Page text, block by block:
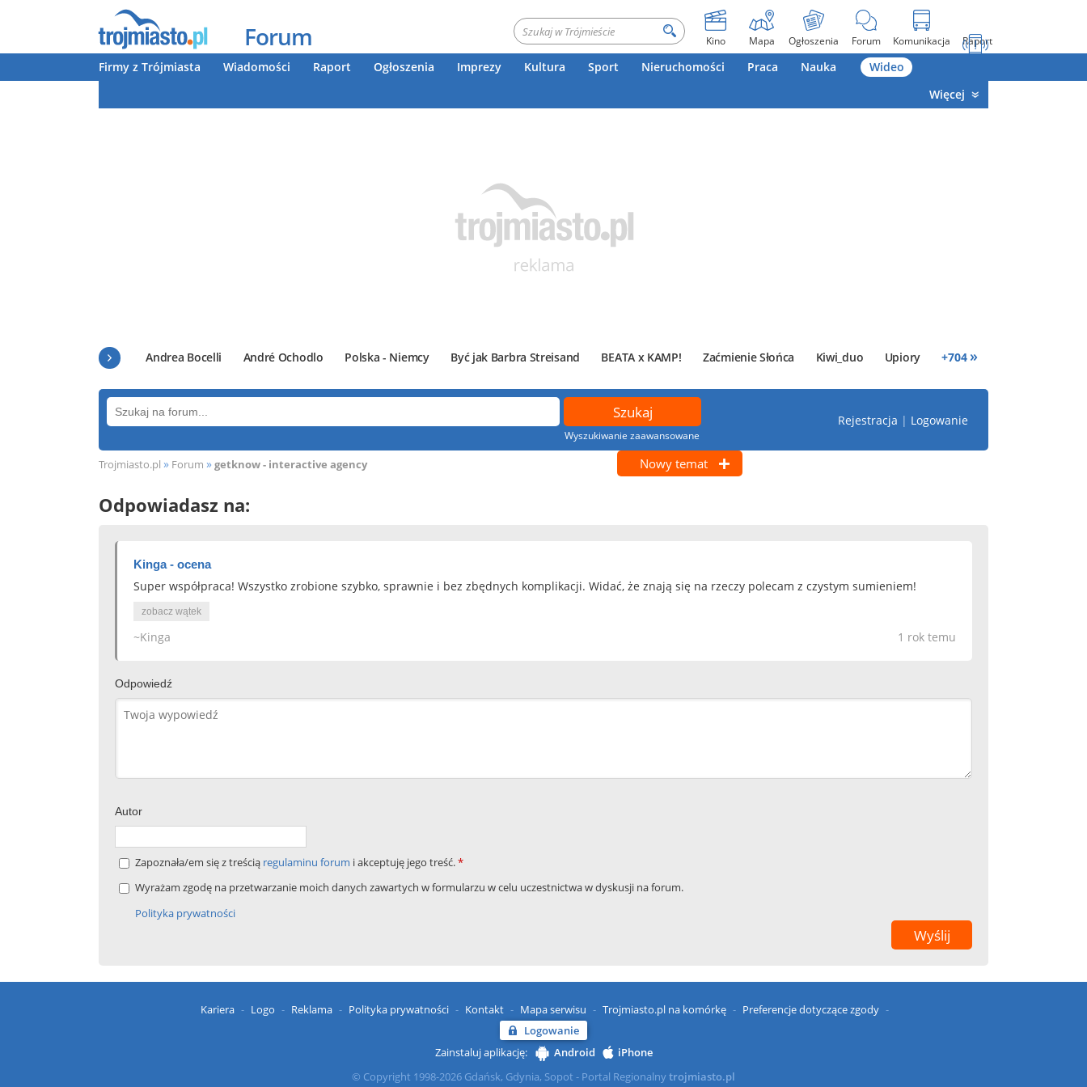
Forum Kino Mapa Ogłoszenia Forum Komunikacja Raport
Firmy z Trójmiasta Wiadomości Raport Ogłoszenia Imprezy Kultura Sport Nieruchomości Praca Nauka
Wideo
Więcej
Andrea Bocelli André Ochodlo Polska - Niemcy Być jak Barbra Streisand BEATA x KAMP! Zaćmienie Słońca Kiwi_duo Upiory +704 »
Wyszukiwanie zaawansowane
Rejestracja | Logowanie
Trojmiasto.pl » Forum » getknow - interactive agency Nowy temat
Odpowiadasz na:
Kinga - ocena
Super współpraca! Wszystko zrobione szybko, sprawnie i bez zbędnych komplikacji. Widać, że znają się na rzeczy polecam z czystym sumieniem!
zobacz wątek
1 rok temu
~Kinga
Odpowiedź
Autor
Zapoznała/em się z treścią regulaminu forum i akceptuję jego treść.*
Wyrażam zgodę na przetwarzanie moich danych zawartych w formularzu w celu uczestnictwa w dyskusji na forum.
Polityka prywatności
Kariera Logo Reklama Polityka prywatności Kontakt Mapa serwisu Trojmiasto.pl na komórkę
Preferencje dotyczące zgody
Logowanie
Zainstaluj aplikację:
Android
iPhone
© Copyright 1998-2026 Gdańsk, Gdynia, Sopot - Portal Regionalnytrojmiasto.pl